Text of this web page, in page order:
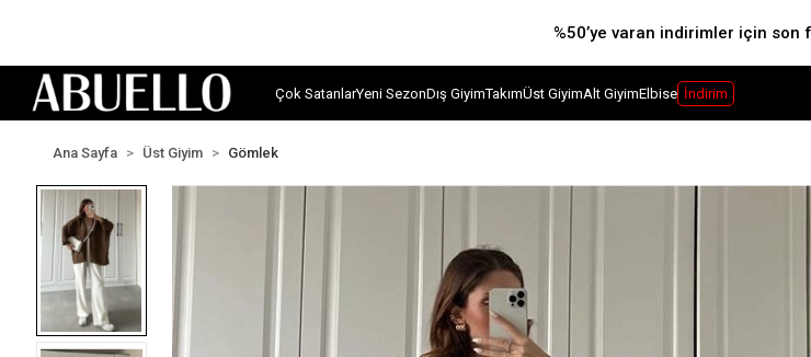
%50’ye varan indirimler için son
Çok SatanlarYeni SezonDış GiyimTakımÜst GiyimAlt GiyimElbise İndirim
Ana Sayfa Üst Giyim Gömlek